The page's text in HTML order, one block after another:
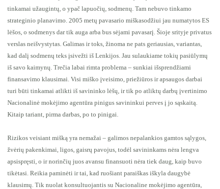
tinkamai užaugintų, o ypač lapuočių, sodmenų. Tam nebuvo tinkamo
strateginio planavimo. 2005 metų pavasario miškasodžiui jau numatytos ES
lėšos, o sodmenys dar tik auga arba bus sėjami pavasarį. Šioje srityje privatus
verslas neišvystytas. Galimas ir toks, žinoma ne pats geriausias, variantas,
kad dalį sodmenų teks įsivežti iš Lenkijos. Jau sulaukiame tokių pasiūlymų
iš savo kaimynų. Trečia labai rimta problema – sunkiai išsprendžiami
finansavimo klausimai. Visi miško įveisimo, priežiūros ir apsaugos darbai
turi būti tinkamai atlikti iš savininko lėšų, ir tik po atliktų darbų įvertinimo
Nacionalinė mokėjimo agentūra pinigus savininkui perves į jo sąskaitą.
Kitaip tariant, pirma darbas, po to pinigai.
Rizikos veisiant mišką yra nemažai – galimos nepalankios gamtos sąlygos,
žvėrių pakenkimai, ligos, gaisrų pavojus, todėl savininkams nėra lengva
apsispręsti, o ir norinčių juos avansu finansuoti nėra tiek daug, kaip buvo
tikėtasi. Reikia paminėti ir tai, kad ruošiant paraiškas iškyla daugybė
klausimų. Tik nuolat konsultuojantis su Nacionaline mokėjimo agentūra,